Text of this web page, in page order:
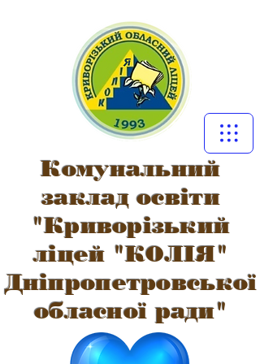
Комунальний
заклад освіти
"Криворізький
ліцей "КОЛІЯ"
Дніпропетровської
обласної ради"